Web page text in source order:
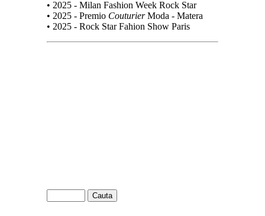
• 2025 - Milan Fashion Week Rock Star
• 2025 - Premio CouturierModa - Matera
• 2025 - Rock Star Fahion Show Paris